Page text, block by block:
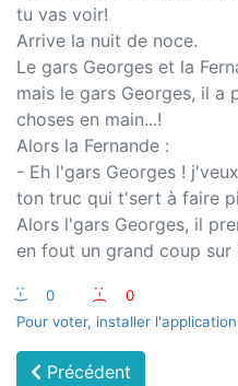
tu vas voir!
Arrive la nuit de noce.
Le gars Georges et la
mais le gars Georges, il a
choses en main...!
Alors la Fernande :
- Eh l'gars Georges !
ton truc qui t'sert à faire
Alors l'gars Georges, il
en fout un grand coup sur
:-) 0 :-(
0
Pour voter, installer
Précédent